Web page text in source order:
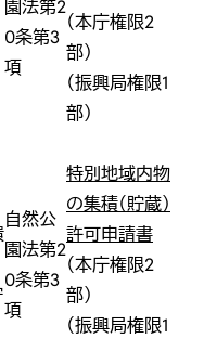
園法第2
0条第3
項
（本庁権限2
部）
（振興局権限1
部）
自然公
園法第2
0条第3
項
特別地域内物
の集積（貯蔵）
許可申請書
（本庁権限2
部）
（振興局権限1